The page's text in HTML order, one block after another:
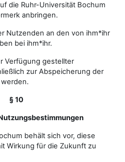
die Ruhr-Universität Bochum
anbringen.
Nutzenden an den von ihm*ihr
bei ihm*ihr.
Verfügung gestellter
zur Abspeicherung der
§ 10
behält sich vor, diese
Wirkung für die Zukunft zu